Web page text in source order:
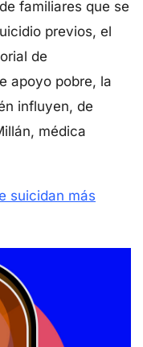
familiares que se
previos, el
de
apoyo pobre, la
influyen, de
médica
suicidan más